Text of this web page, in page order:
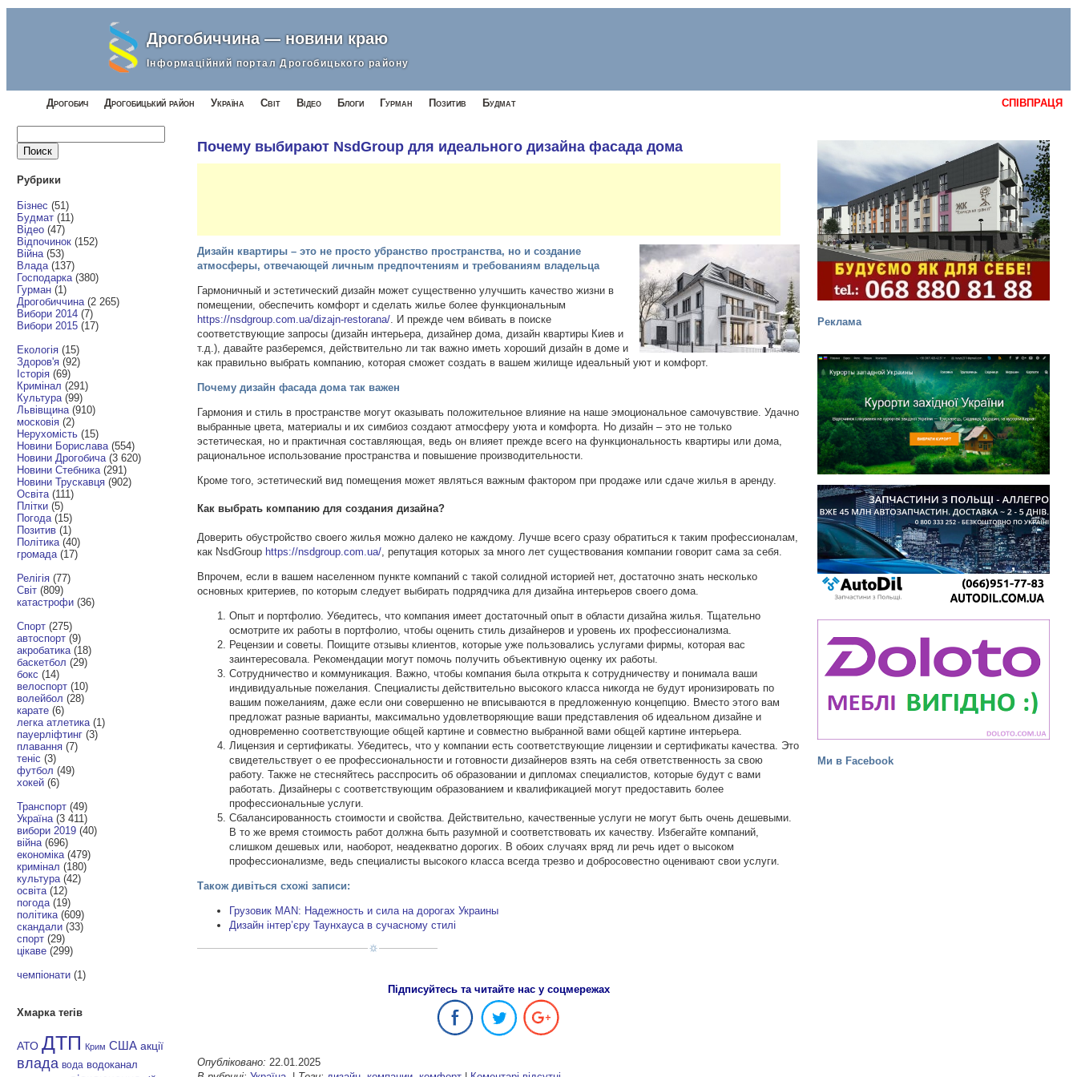
Дрогобиччина — новини краю
Інформаційний портал Дрогобицького району
Дрогобич Дрогобицький район Україна Світ Відео Блоги Гурман СПІВПРАЦЯ
Позитив Будмат
Реклама
Ми в Facebook
Рубрики
Бізнес (51)
Будмат (11)
Відео (47)
Відпочинок (152)
Війна (53)
Влада (137)
Господарка (380)
Гурман (1)
Дрогобиччина (2 265)
Вибори 2014 (7)
Вибори 2015 (17)
Екологія (15)
Здоров'я (92)
Історія (69)
Кримінал (291)
Культура (99)
Львівщина (910)
московія (2)
Нерухомість (15)
Новини Борислава (554)
Новини Дрогобича (3 620)
Новини Стебника (291)
Новини Трускавця (902)
Освіта (111)
Плітки (5)
Погода (15)
Позитив (1)
Політика (40)
громада (17)
Релігія (77)
Світ (809)
катастрофи (36)
Спорт (275)
автоспорт (9)
акробатика (18)
баскетбол (29)
бокс (14)
велоспорт (10)
волейбол (28)
карате (6)
легка атлетика (1)
пауерліфтинг (3)
плавання (7)
теніс (3)
футбол (49)
хокей (6)
Транспорт (49)
Україна (3 411)
вибори 2019 (40)
війна (696)
економіка (479)
кримінал (180)
культура (42)
освіта (12)
погода (19)
політика (609)
скандали (33)
спорт (29)
цікаве (299)
чемпіонати (1)
Хмарка тегів
АТО ДТП Крим США акції
влада вода водоканал
Почему выбирают NsdGroup для идеального дизайна фасада дома
Дизайн квартиры – это не просто убранство пространства, но и создание
атмосферы, отвечающей личным предпочтениям и требованиям владельца
Гармоничный и эстетический дизайн может существенно улучшить качество жизни в
помещении, обеспечить комфорт и сделать жилье более функциональным
https://nsdgroup.com.ua/dizajn-restorana/. И прежде чем вбивать в поиске
соответствующие запросы (дизайн интерьера, дизайнер дома, дизайн квартиры Киев и
т.д.), давайте разберемся, действительно ли так важно иметь хороший дизайн в доме и
как правильно выбрать компанию, которая сможет создать в вашем жилище идеальный уют и комфорт.
Почему дизайн фасада дома так важен
Гармония и стиль в пространстве могут оказывать положительное влияние на наше эмоциональное самочувствие. Удачно
выбранные цвета, материалы и их симбиоз создают атмосферу уюта и комфорта. Но дизайн – это не только
эстетическая, но и практичная составляющая, ведь он влияет прежде всего на функциональность квартиры или дома,
рациональное использование пространства и повышение производительности.
Кроме того, эстетический вид помещения может являться важным фактором при продаже или сдаче жилья в аренду.
Как выбрать компанию для создания дизайна?
Доверить обустройство своего жилья можно далеко не каждому. Лучше всего сразу обратиться к таким профессионалам,
как NsdGroup https://nsdgroup.com.ua/ , репутация которых за много лет существования компании говорит сама за себя.
Впрочем, если в вашем населенном пункте компаний с такой солидной историей нет, достаточно знать несколько
основных критериев, по которым следует выбирать подрядчика для дизайна интерьеров своего дома.
Опыт и портфолио. Убедитесь, что компания имеет достаточный опыт в области дизайна жилья. Тщательно
осмотрите их работы в портфолио, чтобы оценить стиль дизайнеров и уровень их профессионализма.
Рецензии и советы. Поищите отзывы клиентов, которые уже пользовались услугами фирмы, которая вас
заинтересовала. Рекомендации могут помочь получить объективную оценку их работы.
Сотрудничество и коммуникация. Важно, чтобы компания была открыта к сотрудничеству и понимала ваши
индивидуальные пожелания. Специалисты действительно высокого класса никогда не будут иронизировать по
вашим пожеланиям, даже если они совершенно не вписываются в предложенную концепцию. Вместо этого вам
предложат разные варианты, максимально удовлетворяющие ваши представления об идеальном дизайне и
одновременно соответствующие общей картине и совместно выбранной вами общей картине интерьера.
Лицензия и сертификаты. Убедитесь, что у компании есть соответствующие лицензии и сертификаты качества. Это
свидетельствует о ее профессиональности и готовности дизайнеров взять на себя ответственность за свою
работу. Также не стесняйтесь расспросить об образовании и дипломах специалистов, которые будут с вами
работать. Дизайнеры с соответствующим образованием и квалификацией могут предоставить более
профессиональные услуги.
Сбалансированность стоимости и свойства. Действительно, качественные услуги не могут быть очень дешевыми.
В то же время стоимость работ должна быть разумной и соответствовать их качеству. Избегайте компаний,
слишком дешевых или, наоборот, неадекватно дорогих. В обоих случаях вряд ли речь идет о высоком
профессионализме, ведь специалисты высокого класса всегда трезво и добросовестно оценивают свои услуги.
Також дивіться схожі записи:
Грузовик MAN: Надежность и сила на дорогах Украины
Дизайн інтер’єру Таунхауса в сучасному стилі
Підписуйтесь та читайте нас у соцмережах
Опубліковано: 22.01.2025